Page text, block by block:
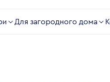
Для загородного дома